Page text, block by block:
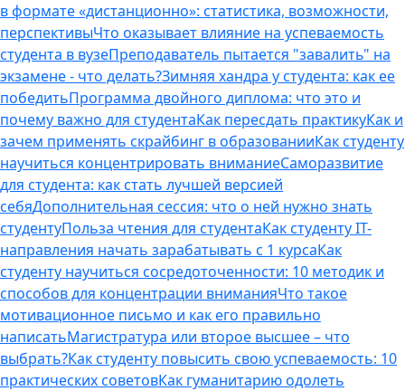
в формате «дистанционно»: статистика, возможности,
перспективыЧто оказывает влияние на успеваемость
студента в вузеПреподаватель пытается "завалить" на
экзамене - что делать?Зимняя хандра у студента: как ее
победитьПрограмма двойного диплома: что это и
почему важно для студентаКак пересдать практикуКак и
зачем применять скрайбинг в образованииКак студенту
научиться концентрировать вниманиеСаморазвитие
для студента: как стать лучшей версией
себяДополнительная сессия: что о ней нужно знать
студентуПольза чтения для студентаКак студенту IT-
направления начать зарабатывать с 1 курсаКак
студенту научиться сосредоточенности: 10 методик и
способов для концентрации вниманияЧто такое
мотивационное письмо и как его правильно
написатьМагистратура или второе высшее – что
выбрать?Как студенту повысить свою успеваемость: 10
практических советовКак гуманитарию одолеть